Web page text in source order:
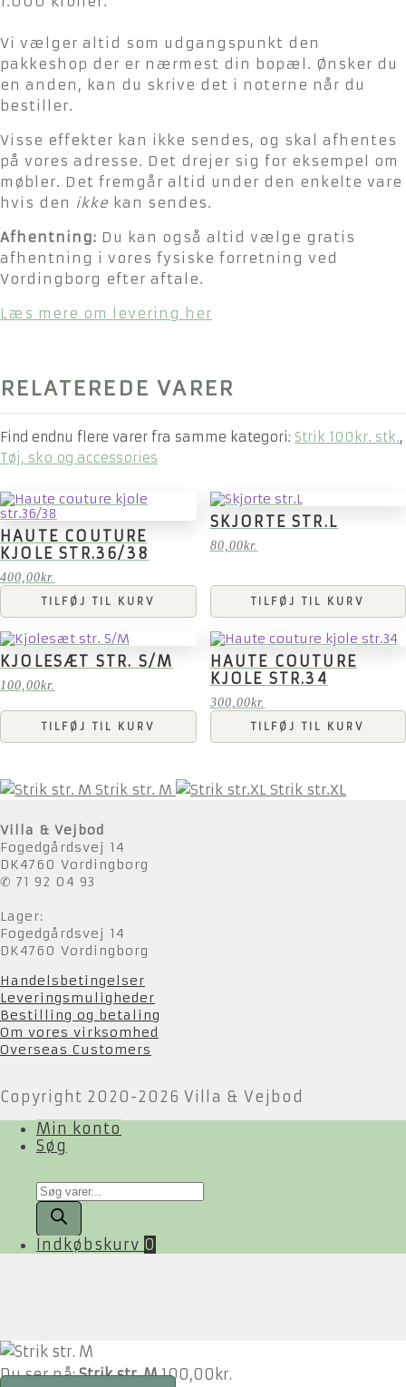
Vi vælger altid som udgangspunkt den
pakkeshop der er nærmest din bopæl. Ønsker du
en anden, kan du skrive det i noterne når du
bestiller.
Visse effekter kan ikke sendes, og skal afhentes
på vores adresse. Det drejer sig for eksempel om
møbler. Det fremgår altid under den enkelte vare
hvis den ikke kan sendes.
Afhentning: Du kan også altid vælge gratis
afhentning i vores fysiske forretning ved
Vordingborg efter aftale.
Læs mere om levering her
RELATEREDE VARER
Find endnu flere varer fra samme kategori: Strik 100kr. stk.,
Tøj, sko og accessories
HAUTE COUTURE
KJOLE STR.36/38
400,00kr.
TILFØJ TIL KURV
SKJORTE STR.L
80,00kr.
TILFØJ TIL KURV
KJOLESÆT STR. S/M
100,00kr.
TILFØJ TIL KURV
HAUTE COUTURE
KJOLE STR.34
300,00kr.
TILFØJ TIL KURV
Strik str. M Strik str.XL
Villa & Vejbod
Fogedgårdsvej 14
DK4760 Vordingborg
✆ 71 92 04 93
Lager:
Fogedgårdsvej 14
DK4760 Vordingborg
Handelsbetingelser
Leveringsmuligheder
Bestilling og betaling
Om vores virksomhed
Overseas Customers
Copyright 2020-2026 Villa & Vejbod
Min konto
Søg
Products
search
Indkøbskurv 0
Du ser på:Strik str. M 100,00 kr.